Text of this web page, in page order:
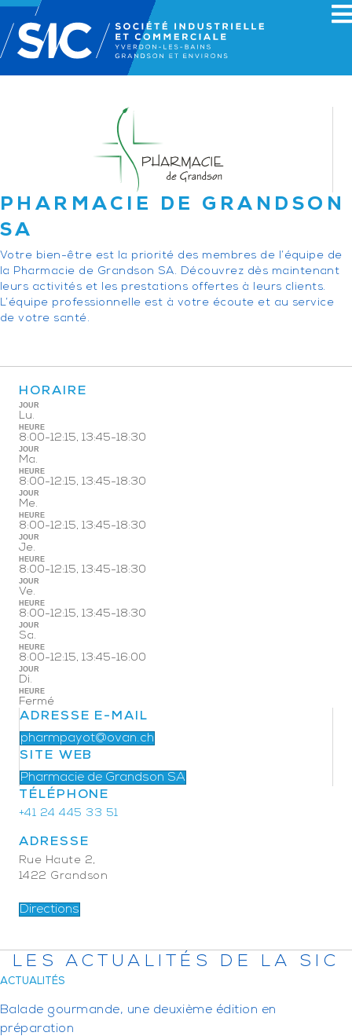
PHARMACIE DE GRANDSON
SA
Votre bien-être est la priorité des membres de l’équipe de
la Pharmacie de Grandson SA. Découvrez dès maintenant
leurs activités et les prestations offertes à leurs clients.
L’équipe professionnelle est à votre écoute et au service
de votre santé.
HORAIRE
JOUR
Lu.
HEURE
8:00-12:15, 13:45-18:30
JOUR
Ma.
HEURE
8:00-12:15, 13:45-18:30
JOUR
Me.
HEURE
8:00-12:15, 13:45-18:30
JOUR
Je.
HEURE
8:00-12:15, 13:45-18:30
JOUR
Ve.
HEURE
8:00-12:15, 13:45-18:30
JOUR
Sa.
HEURE
8:00-12:15, 13:45-16:00
JOUR
Di.
HEURE
Fermé
ADRESSE E-MAIL
pharmpayot@ovan.ch
SITE WEB
Pharmacie de Grandson SA
TÉLÉPHONE
+41 24 445 33 51
ADRESSE
Rue Haute 2,
1422 Grandson
Directions
LES ACTUALITÉS DE LA SIC
ACTUALITÉS
Balade gourmande, une deuxième édition en
préparation